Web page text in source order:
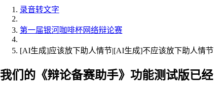
录音转文字
第一届银河咖啡杯网络辩论赛
[AI生成]应该放下助人情节|[AI生成]不应该放下助人情节
我们的《辩论备赛助手》功能测试版已经